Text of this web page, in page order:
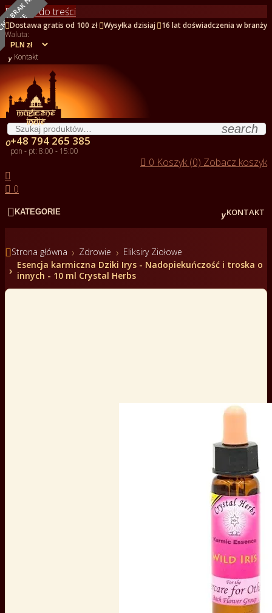
Przejdź do treści
Dostawa gratis od 100 zł Wysyłka dzisiaj 16 lat doświadczenia w branży
Waluta:
 Kontakt
search
+48 794 265 385
pon - pt: 8:00 - 15:00
 0 Koszyk (0) Zobacz koszyk

 0
 KATEGORIE KONTAKT
Strona główna Zdrowie
Eliksiry Ziołowe
Esencja karmiczna Dziki Irys - Nadopiekuńczość i troska o
innych - 10 ml Crystal Herbs
E